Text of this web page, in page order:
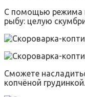
С помощью режима
рыбу: целую
Сможете
копчёной грудинкой.